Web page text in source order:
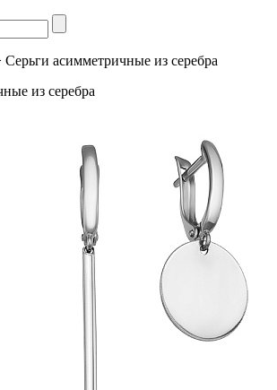
Серьги асимметричные из серебра
из серебра